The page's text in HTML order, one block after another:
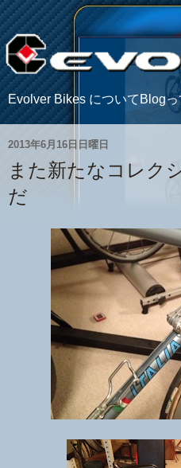
Evolver Bikes についてBlog
2013年6月16日日曜日
また新たなコレク
だ